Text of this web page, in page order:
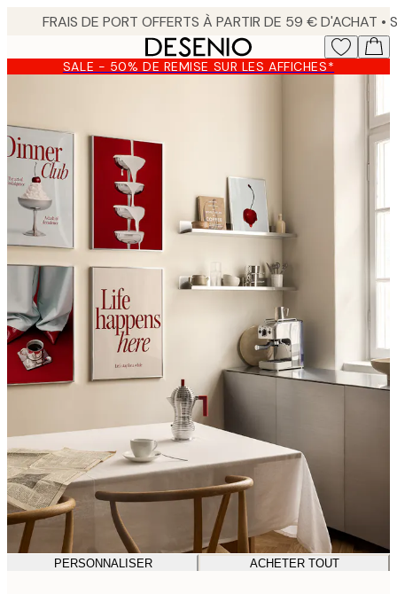
content.SALE - 50% DE REMISE SUR LES AFFICHES*
PERSONNALISER ACHETER TOUT